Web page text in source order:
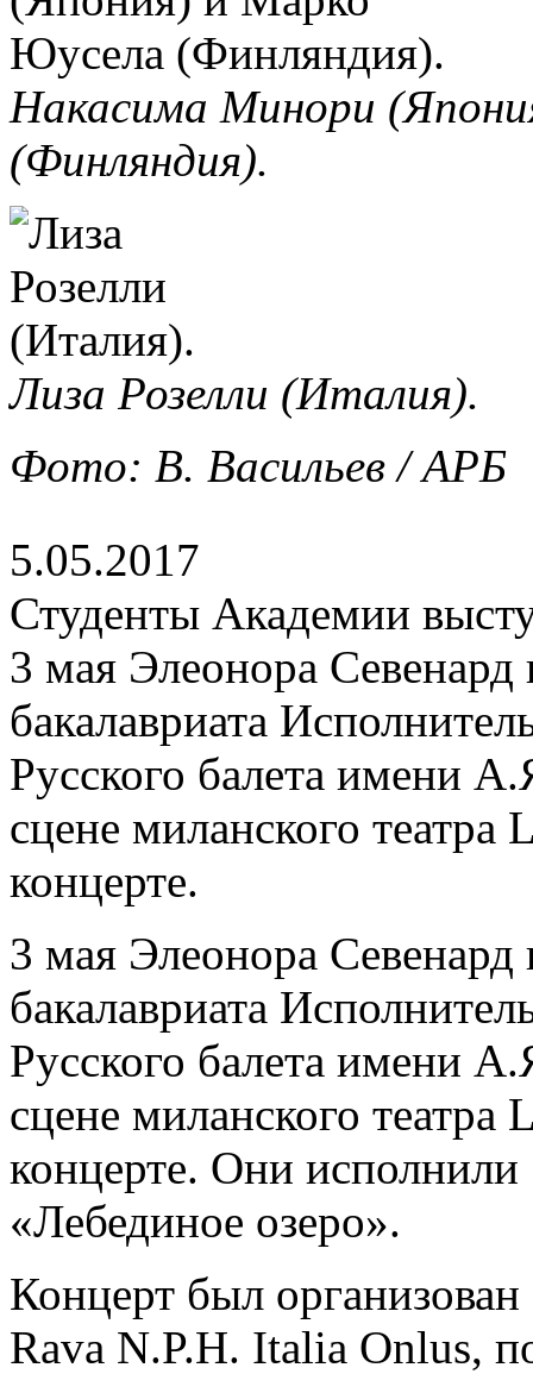
Накасима Минори
(Финляндия).
Лиза Розелли (Италия).
Фото: В. Васильев / АРБ
5.05.2017
Студенты Академии
3 мая Элеонора
бакалавриата
Русского балета имени
сцене миланского театра
концерте.
3 мая Элеонора
бакалавриата
Русского балета имени
сцене миланского театра
концерте. Они исполнили
«Лебединое озеро».
Концерт был
Rava N.P.H. Italia Onlus,